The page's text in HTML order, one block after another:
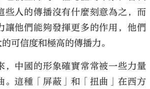
些人的傳播沒有什麼刻意為之，而
讓他們能夠發揮更多的作用，他們
可信度和極高的傳播力。
，中國的形象確實常常被一些力量
。這種「屏蔽」和「扭曲」在西方